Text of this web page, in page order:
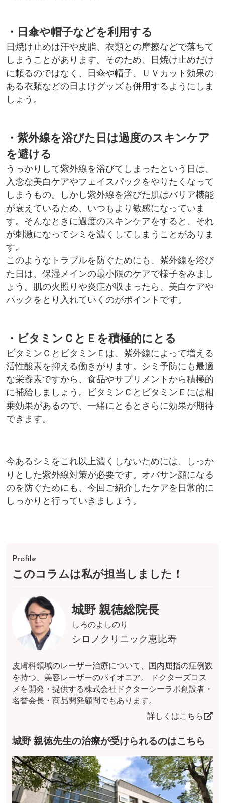
・日傘や帽子などを利用する
日焼け止めは汗や皮脂、衣類との摩擦などで落ちて
しまうことがあります。そのため、日焼け止めだけ
に頼るのではなく、日傘や帽子、ＵＶカット効果の
ある衣類などの日よけグッズも併用するようにしま
しょう。
・紫外線を浴びた日は過度のスキンケア
を避ける
うっかりして紫外線を浴びてしまったという日は、
入念な美白ケアやフェイスパックをやりたくなって
しまうもの。しかし紫外線を浴びた肌はバリア機能
が衰えているため、いつもより敏感になっていま
す。そんなときに過度のスキンケアをすると、それ
が刺激になってシミを濃くしてしまうことがありま
す。
このようなトラブルを防ぐためにも、紫外線を浴び
た日は、保湿メインの最小限のケアで様子をみまし
ょう。肌の火照りや炎症が収まったら、美白ケアや
パックをとり入れていくのがポイントです。
・ビタミンＣとＥを積極的にとる
ビタミンＣとビタミンＥは、紫外線によって増える
活性酸素を抑える働きがります。シミ予防にも最適
な栄養素ですから、食品やサプリメントから積極的
に補給しましょう。ビタミンＣとビタミンＥには相
乗効果があるので、一緒にとるとさらに効果が期待
できます。
今あるシミをこれ以上濃くしないためには、しっか
りとした紫外線対策が必要です。オバサン顔になる
のを防ぐためにも、今回ご紹介したケアを日常的に
しっかりと行っていきましょう。
Profile
このコラムは私が担当しました！
城野 親徳総院長
しろのよしのり
シロノクリニック恵比寿
皮膚科領域のレーザー治療について、国内屈指の症例数
を持つ、美容レーザーのパイオニア。 ドクターズコス
メを開発・提供する株式会社ドクターシーラボ創設者・
名誉会長・商品開発顧問でもあります。
詳しくはこちら
城野 親徳先生の治療が受けられるのはこちら